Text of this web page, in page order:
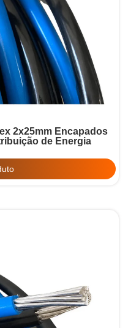
2x25mm Encapados
de Energia